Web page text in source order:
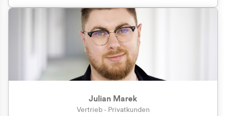
gehören Sie?
Privatkunde (inkl. MwSt.)
Geschäftskunde (exkl. MwSt.)
Julian Marek
Vertrieb - Privatkunden